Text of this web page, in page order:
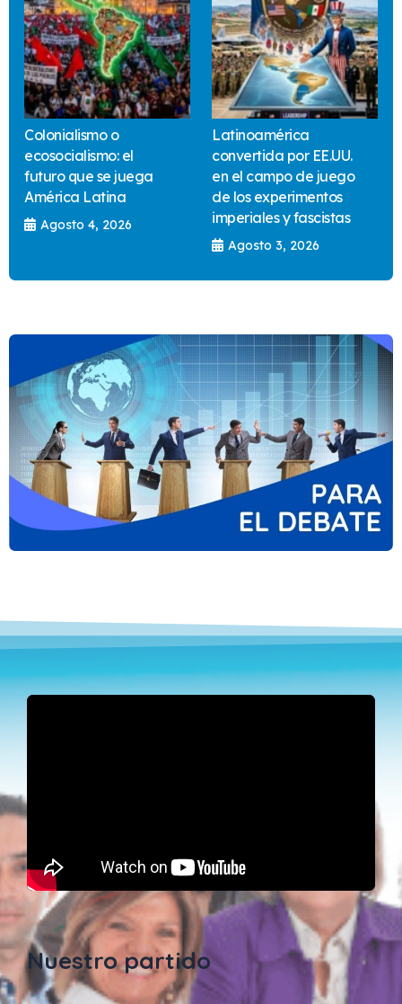
Colonialismo o
ecosocialismo: el
futuro que se juega
América Latina
Agosto 4, 2026
Latinoamérica
convertida por EE.UU.
en el campo de juego
de los experimentos
imperiales y fascistas
Agosto 3, 2026
Nuestro partido